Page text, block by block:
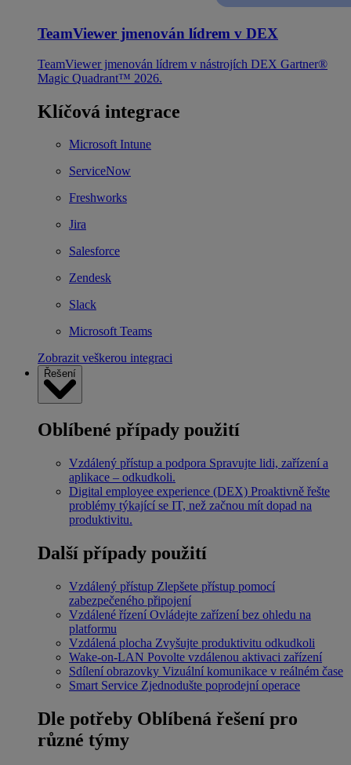
TeamViewer jmenován lídrem v DEX
TeamViewer jmenován lídrem v nástrojích DEX Gartner®
Magic Quadrant™ 2026.
Klíčová integrace
Microsoft Intune
ServiceNow
Freshworks
Jira
Salesforce
Zendesk
Slack
Microsoft Teams
Zobrazit veškerou integraci
Řešení
Oblíbené případy použití
Vzdálený přístup a podpora Spravujte lidi, zařízení a
aplikace – odkudkoli.
Digital employee experience (DEX) Proaktivně řešte
problémy týkající se IT, než začnou mít dopad na
produktivitu.
Další případy použití
Vzdálený přístup Zlepšete přístup pomocí
zabezpečeného připojení
Vzdálené řízení Ovládejte zařízení bez ohledu na
platformu
Vzdálená plocha Zvyšujte produktivitu odkudkoli
Wake-on-LAN Povolte vzdálenou aktivaci zařízení
Sdílení obrazovky Vizuální komunikace v reálném čase
Smart Service Zjednodušte poprodejní operace
Dle potřeby Oblíbená řešení pro
různé týmy